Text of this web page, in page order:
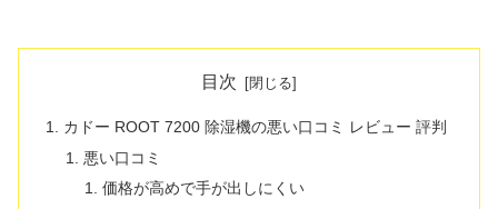
目次
カドー ROOT 7200 除湿機の悪い口コミ レビュー 評判
悪い口コミ
価格が高めで手が出しにくい